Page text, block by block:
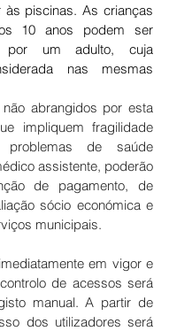
às piscinas. As crianças
10 anos podem ser
por um adulto, cuja
nas mesmas
abrangidos por esta
impliquem fragilidade
problemas de saúde
assistente, poderão
de pagamento, de
sócio económica e
municipais.
em vigor e
de acessos será
manual. A partir de
dos utilizadores será